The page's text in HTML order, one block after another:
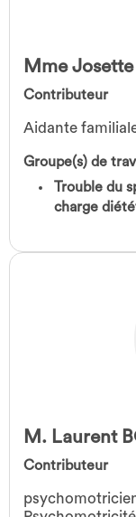
Mme
Contributeur
Aidante
Groupe(s) de
Trouble du
charge
M. Laurent
Contributeur